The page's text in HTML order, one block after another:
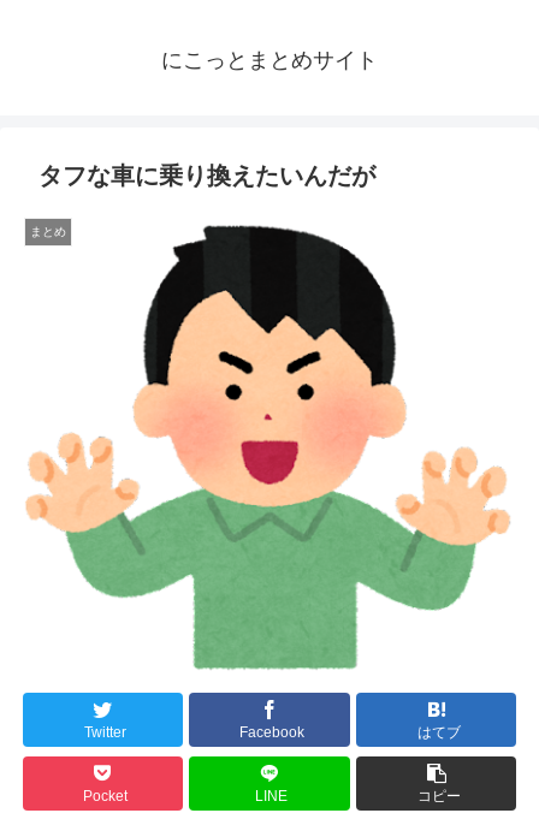
にこっとまとめサイト
タフな車に乗り換えたいんだが
まとめ
Twitter Facebook はてブ
Pocket LINE コピー